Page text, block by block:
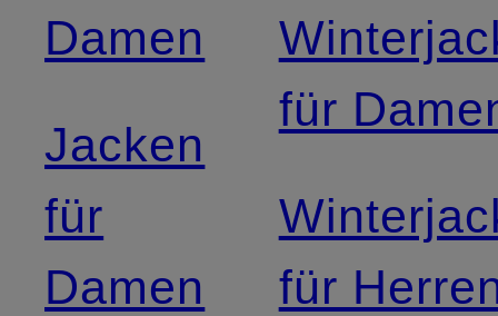
Damen
Jacken
für
Damen
für
für